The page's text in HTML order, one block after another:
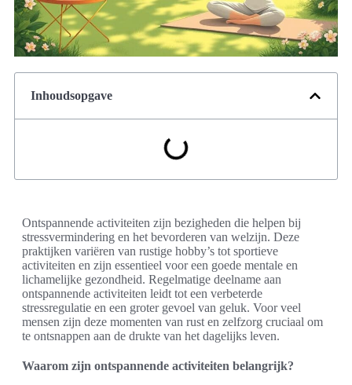
Inhoudsopgave
Ontspannende activiteiten zijn bezigheden die helpen bij
stressvermindering en het bevorderen van welzijn. Deze
praktijken variëren van rustige hobby’s tot sportieve
activiteiten en zijn essentieel voor een goede mentale en
lichamelijke gezondheid. Regelmatige deelname aan
ontspannende activiteiten leidt tot een verbeterde
stressregulatie en een groter gevoel van geluk. Voor veel
mensen zijn deze momenten van rust en zelfzorg cruciaal om
te ontsnappen aan de drukte van het dagelijks leven.
Waarom zijn ontspannende activiteiten belangrijk?